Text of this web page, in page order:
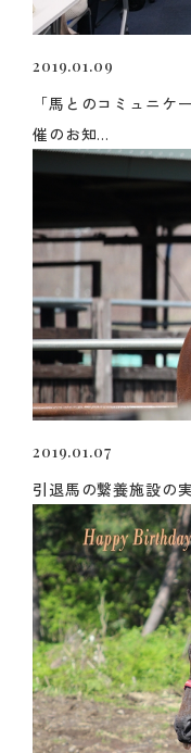
2019.01.09
「馬とのコミュニケ
催のお知...
2019.01.07
引退馬の繋養施設の